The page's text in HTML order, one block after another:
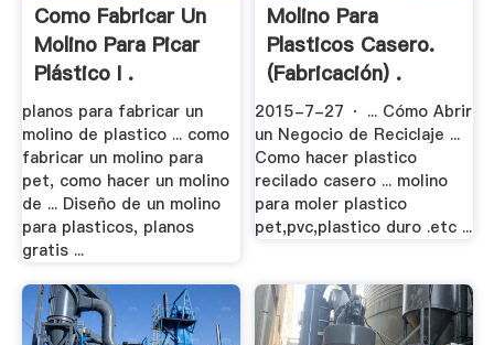
Como Fabricar Un
Molino Para Picar
Plástico I .
planos para fabricar un
molino de plastico ... como
fabricar un molino para
pet, como hacer un molino
de ... Diseño de un molino
para plasticos, planos
gratis ...
Molino Para
Plasticos Casero.
(fabricación) .
2015-7-27 · ... Cómo Abrir
un Negocio de Reciclaje ...
Como hacer plastico
recilado casero ... molino
para moler plastico
pet,pvc,plastico duro .etc ...